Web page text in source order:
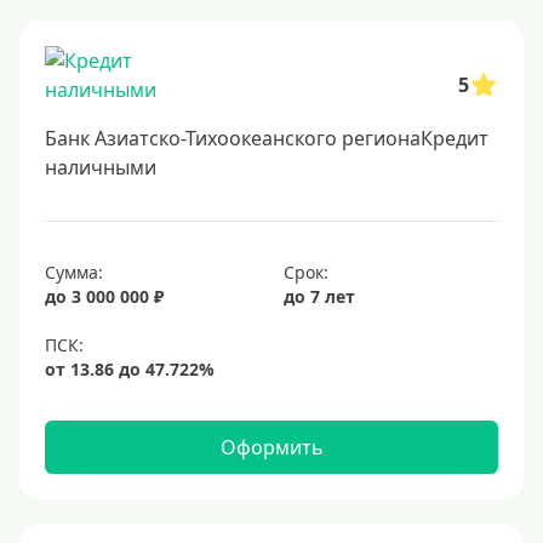
Заявка во все банки
Способы выдачи
Не выходя из дома
Онлайн на карту
Валюта
5
Банк Азиатско-Тихоокеанского регионаКредит
наличными
Сумма:
до 3 000 000 ₽
Срок:
до 7 лет
Оформить